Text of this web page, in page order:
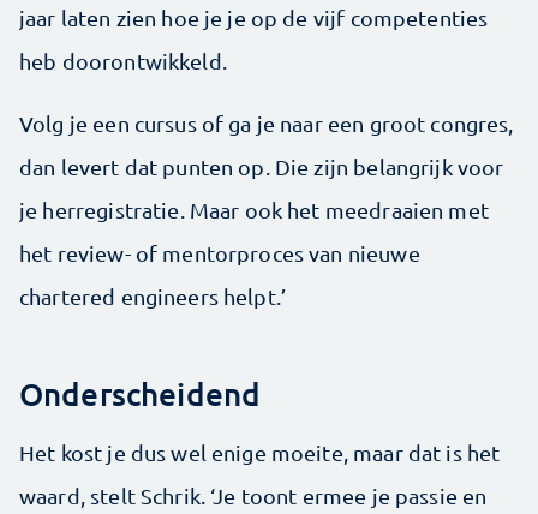
jaar laten zien hoe je je op de vijf competenties
heb doorontwikkeld.
Volg je een cursus of ga je naar een groot congres,
dan levert dat punten op. Die zijn belangrijk voor
je herregistratie. Maar ook het meedraaien met
het review- of mentorproces van nieuwe
chartered engineers helpt.’
Onderscheidend
Het kost je dus wel enige moeite, maar dat is het
waard, stelt Schrik. ‘Je toont ermee je passie en